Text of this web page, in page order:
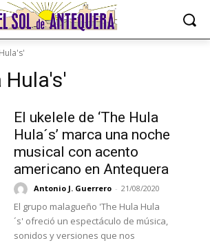
Hula's'
El ukelele de ‘The Hula
Hula´s’ marca una noche
musical con acento
americano en Antequera
Antonio J. Guerrero - 21/08/2020
El grupo malagueño 'The Hula Hula
´s' ofreció un espectáculo de música,
sonidos y versiones que nos